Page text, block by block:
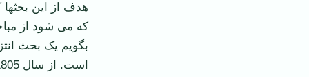
هدف از این
که می شود از
بگویم یک بحث